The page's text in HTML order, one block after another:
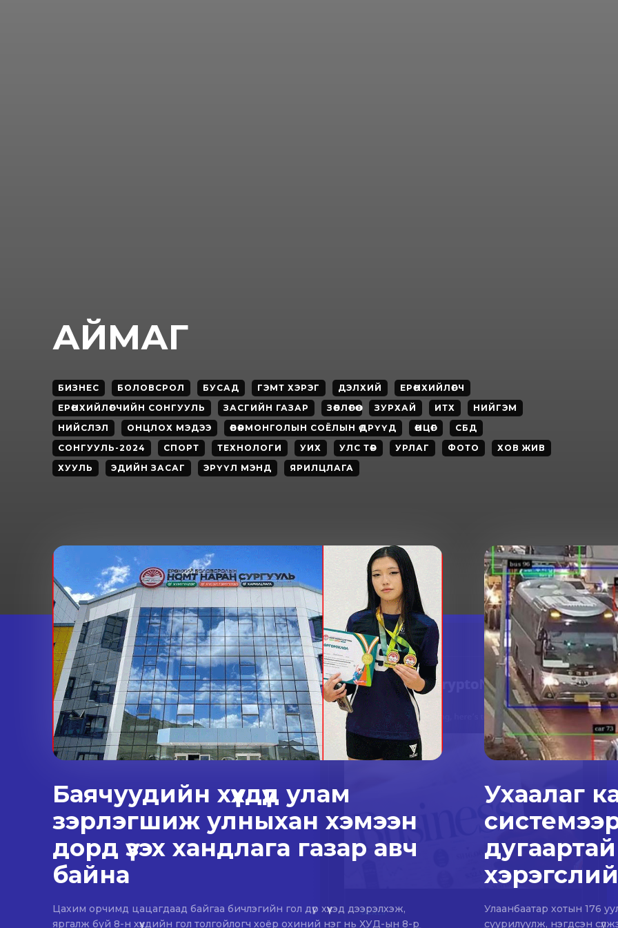
АЙМАГ
БИЗНЕС БОЛОВСРОЛ БУСАД ГЭМТ ХЭРЭГ ДЭЛХИЙ
ЕРӨНХИЙЛӨГЧ
ЕРӨНХИЙЛӨГЧИЙН СОНГУУЛЬ
ЗАСГИЙН ГАЗАР ЗӨВЛӨГӨӨ ЗУРХАЙ ИТХ
НИЙГЭМ
НИЙСЛЭЛ
ОНЦЛОХ МЭДЭЭ ӨВӨРМОНГОЛЫН СОЁЛЫН ӨДРҮҮД ӨНЦӨГ
СБД
СОНГУУЛЬ-2024
СПОРТ ТЕХНОЛОГИ УИХ УЛС ТӨР УРЛАГ ФОТО
ХОВ ЖИВ
ХУУЛЬ
ЭДИЙН ЗАСАГ ЭРҮҮЛ МЭНД ЯРИЛЦЛАГА
Баячуудийн хүүхдүүд улам
зэрлэгшиж улныхан хэмээн
дорд үзэх хандлага газар авч
байна
Цахим орчимд цацагдаад байгаа бичлэгийн гол дүр хүүхэд дээрэлхэж,
яргалж буй 8-н хүүхдийн гол толгойлогч хоёр охиний нэг нь ХУД-ын 8-р
Ухаалаг
Улаанбаатар хотын 176
суурилуулж, нэгдсэн